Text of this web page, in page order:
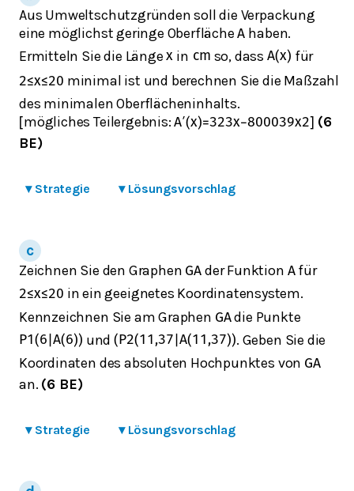
Aus Umweltschutzgründen soll die Verpackung
eine möglichst geringe OberflächeA haben.
Ermitteln Sie die Längex in cm so, dass A(x) für
2≤x≤20 minimal ist und berechnen Sie die Maßzahl
des minimalen Oberflächeninhalts.
[mögliches Teilergebnis:A′(x)=323x−800039x2] (6
BE)
▾ Strategie ▾ Lösungsvorschlag
Zeichnen Sie den Graphen GA der Funktion Afür
2≤x≤20 in ein geeignetes Koordinatensystem.
Kennzeichnen Sie am Graphen GAdie Punkte
P1 (6 A(6)) und( P2(11,37 |A(11,37)). Geben Sie die
Koordinaten des absoluten Hochpunktes von GA
an. (6 BE)
▾ Strategie ▾ Lösungsvorschlag